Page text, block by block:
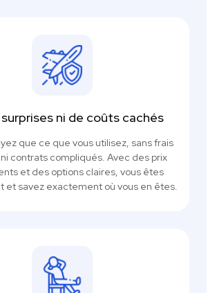
surprises ni de coûts cachés
que ce que vous utilisez, sans frais
contrats compliqués. Avec des prix
et des options claires, vous êtes
et savez exactement où vous en êtes.